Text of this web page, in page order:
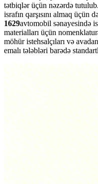
tətbiqlər üçün nəzərdə
israfın qarşısını almaq üçün
1629avtomobil sənayesində
materialları üçün
möhür istehsalçıları və
emalı tələbləri barədə